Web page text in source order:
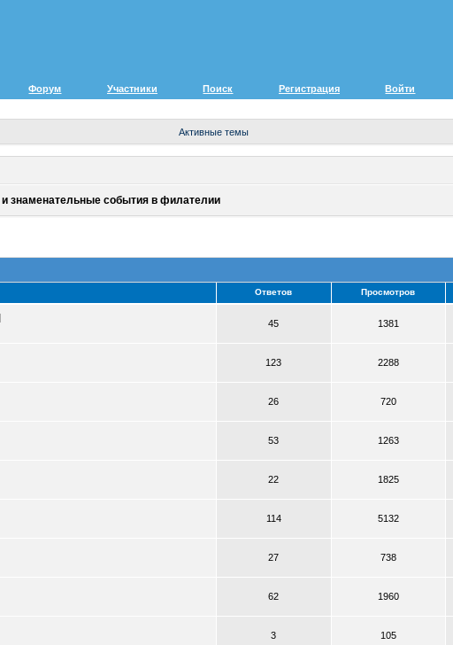
Форум Участники Поиск Регистрация Войти
Активные темы
знаменательные события в филателии
Ответов Просмотров
45 1381
123 2288
26 720
53 1263
22 1825
114 5132
27 738
62 1960
3 105